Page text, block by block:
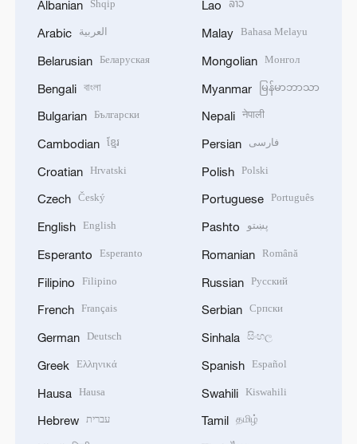
Albanian Shqip
Arabic العربية
Belarusian Беларуская
Bengali বাংলা
Bulgarian Български
Cambodian ខ្មែរ
Croatian Hrvatski
Czech Český
English English
Esperanto Esperanto
Filipino Filipino
French Français
German Deutsch
Greek Ελληνικά
Hausa Hausa
Lao ລາວ
Malay Bahasa Melayu
Mongolian Монгол
Myanmar မြန်မာဘာသာ
Nepali नेपाली
Persian فارسی
Polish Polski
Portuguese
Pashto پښتو
Romanian Română
Russian Русский
Serbian Српски
Sinhala සිංහල
Spanish Español
Swahili Kiswahili